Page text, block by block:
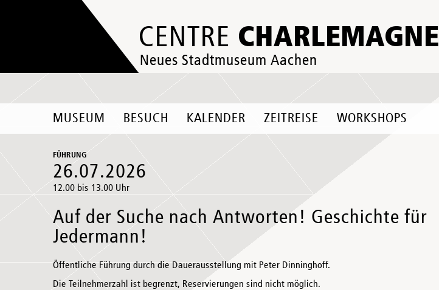
CENTRE CHARLEMAGNE
Neues Stadtmuseum Aachen
MUSEUM BESUCH KALENDER ZEITREISE WORKSHOPS
FÜHRUNG
26.07.2026
12.00 bis 13.00 Uhr
Auf der Suche nach Antworten! Geschichte für
Jedermann!
Öffentliche Führung durch die Dauerausstellung mit Peter Dinninghoff.
Die Teilnehmerzahl ist begrenzt, Reservierungen sind nicht möglich.